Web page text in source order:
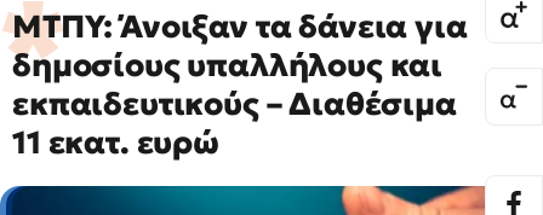
ΜΤΠΥ: Άνοιξαν τα δάνεια για
δημοσίους υπαλλήλους και
εκπαιδευτικούς – Διαθέσιμα
11 εκατ. ευρώ